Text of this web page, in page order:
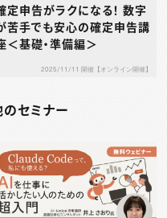
定申告がラクになる！ 数字
苦手でも安心の確定申告講
＜基礎・準備編＞
2025/11/11 開催【オンライン開催】
セミナー